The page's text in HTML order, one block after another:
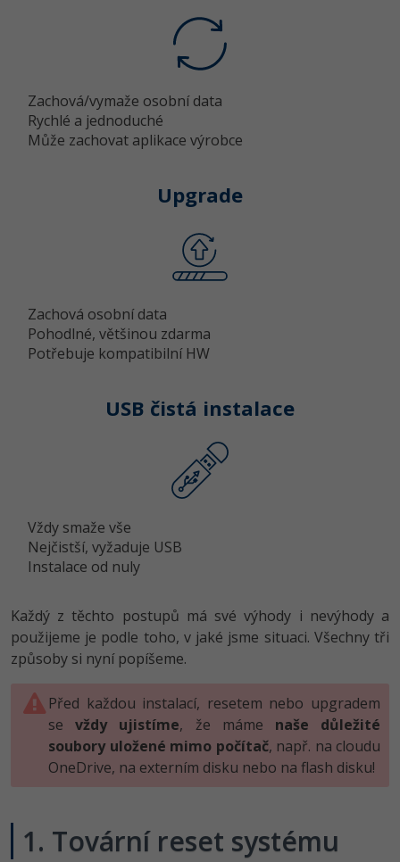
Ostatní
Fórum
Zachová/vymaže osobní data
Rychlé a jednoduché
Může zachovat aplikace výrobce
Upgrade
Zachová osobní data
Pohodlné, většinou zdarma
Potřebuje kompatibilní HW
USB čistá instalace
Vždy smaže vše
Nejčistší, vyžaduje USB
Instalace od nuly
Každý z těchto postupů má své výhody i nevýhody a
použijeme je podle toho, v jaké jsme situaci. Všechny tři
způsoby si nyní popíšeme.
Před každou instalací, resetem nebo upgradem
sevždy ujistíme, že máme naše důležité
soubory uložené mimo počítač, např. na cloudu
OneDrive, na externím disku nebo na flash disku!
1. Tovární reset systému